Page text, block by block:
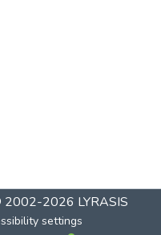
2002-2026 LYRASIS
settings